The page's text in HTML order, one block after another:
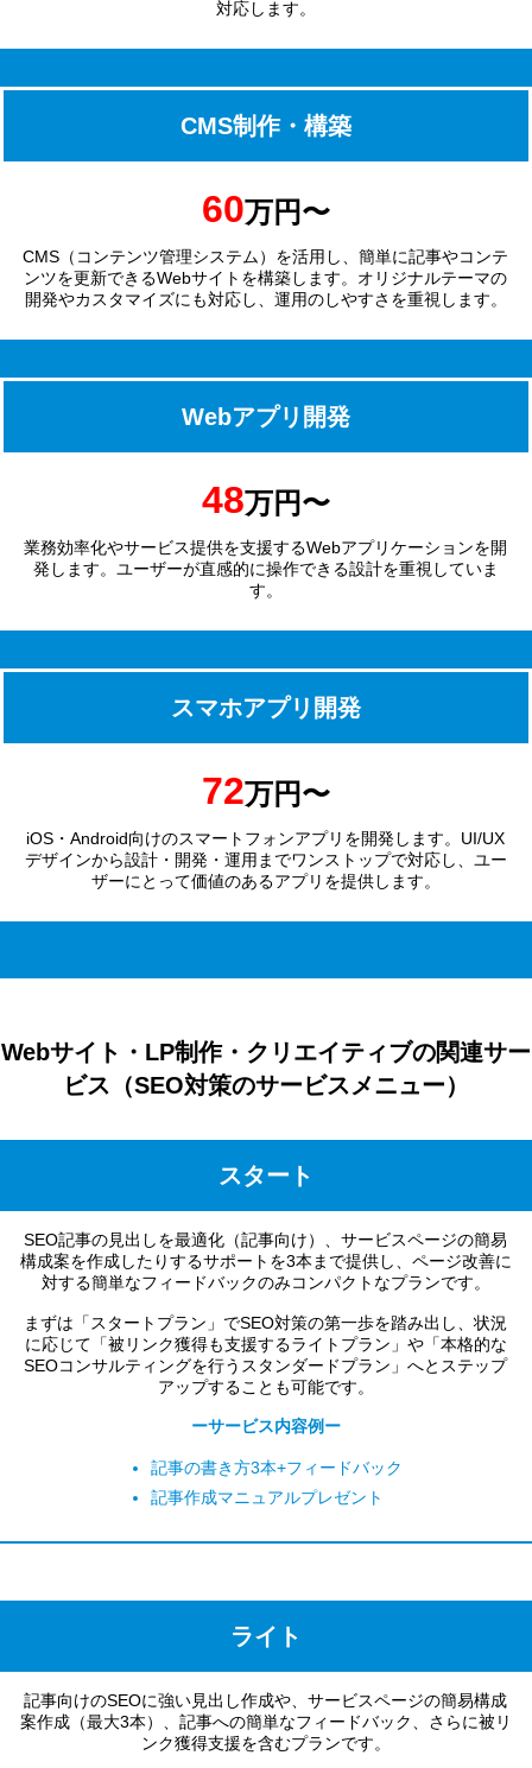
対応します。
CMS制作・構築
60万円〜
CMS（コンテンツ管理システム）を活用し、簡単に記事やコンテ
ンツを更新できるWebサイトを構築します。オリジナルテーマの
開発やカスタマイズにも対応し、運用のしやすさを重視します。
Webアプリ開発
48万円〜
業務効率化やサービス提供を支援するWebアプリケーションを開
発します。ユーザーが直感的に操作できる設計を重視していま
す。
スマホアプリ開発
72万円〜
iOS・Android向けのスマートフォンアプリを開発します。UI/UX
デザインから設計・開発・運用までワンストップで対応し、ユー
ザーにとって価値のあるアプリを提供します。
Webサイト・LP制作・クリエイティブの関連サー
ビス（SEO対策のサービスメニュー）
スタート
SEO記事の見出しを最適化（記事向け）、サービスページの簡易
構成案を作成したりするサポートを3本まで提供し、ページ改善に
対する簡単なフィードバックのみコンパクトなプランです。
まずは「スタートプラン」でSEO対策の第一歩を踏み出し、状況
に応じて「被リンク獲得も支援するライトプラン」や「本格的な
SEOコンサルティングを行うスタンダードプラン」へとステップ
アップすることも可能です。
ーサービス内容例ー
記事の書き方3本+フィードバック
記事作成マニュアルプレゼント
ライト
記事向けのSEOに強い見出し作成や、サービスページの簡易構成
案作成（最大3本）、記事への簡単なフィードバック、さらに被リ
ンク獲得支援を含むプランです。